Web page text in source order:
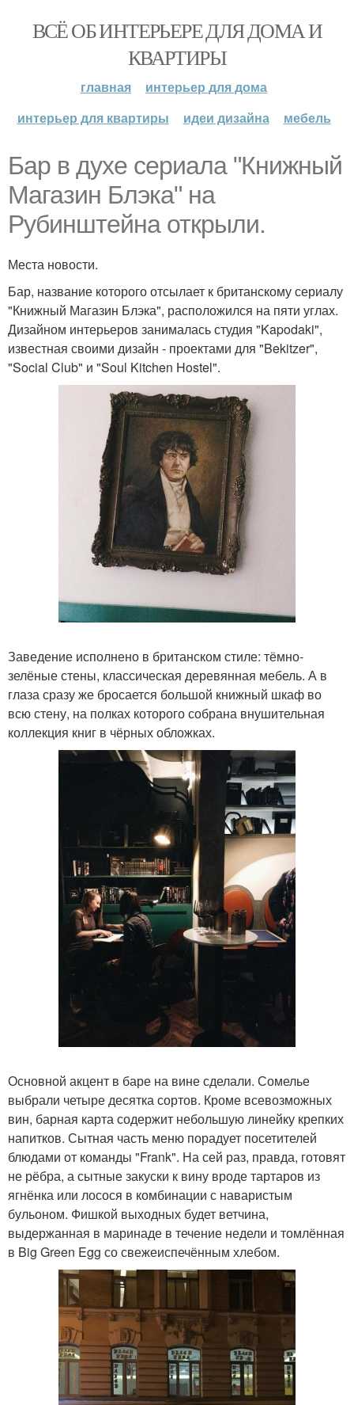
ВСЁ ОБ ИНТЕРЬЕРЕ ДЛЯ ДОМА И
КВАРТИРЫ
главная
интерьер для дома
интерьер для квартиры
идеи дизайна мебель
Бар в духе сериала "Книжный
Магазин Блэка" на
Рубинштейна открыли.
Места новости.
Бар, название которого отсылает к британскому сериалу
"Книжный Магазин Блэка", расположился на пяти углах.
Дизайном интерьеров занималась студия "Kapodaki",
известная своими дизайн - проектами для "Bekitzer",
"Social Club" и "Soul Kitchen Hostel".
Заведение исполнено в британском стиле: тёмно-
зелёные стены, классическая деревянная мебель. А в
глаза сразу же бросается большой книжный шкаф во
всю стену, на полках которого собрана внушительная
коллекция книг в чёрных обложках.
Основной акцент в баре на вине сделали. Сомелье
выбрали четыре десятка сортов. Кроме всевозможных
вин, барная карта содержит небольшую линейку крепких
напитков. Сытная часть меню порадует посетителей
блюдами от команды "Frank". На сей раз, правда, готовят
не рёбра, а сытные закуски к вину вроде тартаров из
ягнёнка или лосося в комбинации с наваристым
бульоном. Фишкой выходных будет ветчина,
выдержанная в маринаде в течение недели и томлённая
в Big Green Egg со свежеиспечённым хлебом.